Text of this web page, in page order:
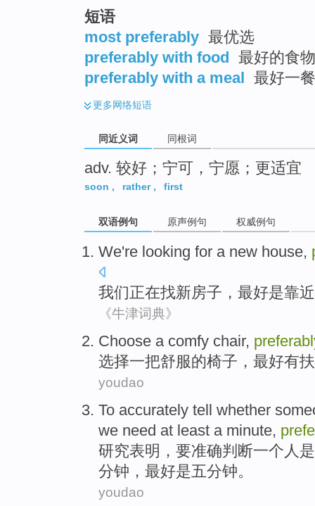
短语
most preferably 最优选
preferably with food
最好的食
preferably with a meal
最好一
更多网络短语
同近义词 同根词
adv. 较好；宁可，宁愿；更适宜
soon , rather, first
双语例句 原声例句 权威例句
We're looking for a new house,
我们正在找新房子 ， 最好是靠近
《牛津词典》
Choose a comfy chair,
选择一把舒服的椅子 ， 最好有
youdao
To accurately tell whether
we need at least a minute,
研究表明 ， 要准确判断一个 人
分钟 ，最好是五分钟。
youdao